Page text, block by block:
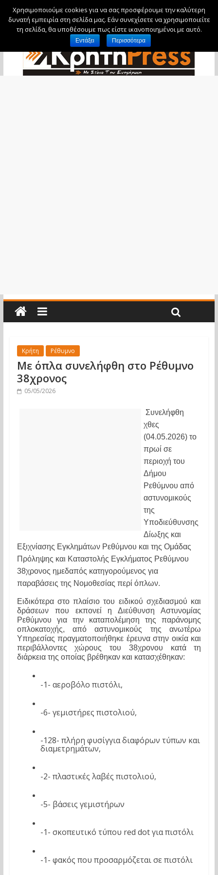
Δευτέρα, 10 Αυγούστου, 2026
Κρήτη Ρέθυμνο
Με όπλα συνελήφθη στο Ρέθυμνο
38χρονος
05/05/2026
Συνελήφθη
χθες
(04.05.2026) το
πρωί σε
περιοχή του
Δήμου
Ρεθύμνου από
αστυνομικούς
της
Υποδιεύθυνσης
Δίωξης και
Εξιχνίασης Εγκλημάτων Ρεθύμνου και της Ομάδας
Πρόληψης και Καταστολής Εγκλήματος Ρεθύμνου
38χρονος ημεδαπός κατηγορούμενος για
παραβάσεις της Νομοθεσίας περί όπλων.
Ειδικότερα στο πλαίσιο του ειδικού σχεδιασμού και
δράσεων που εκπονεί η Διεύθυνση Αστυνομίας
Ρεθύμνου για την καταπολέμηση της παράνομης
οπλοκατοχής, από αστυνομικούς της ανωτέρω
Υπηρεσίας πραγματοποιήθηκε έρευνα στην οικία και
περιβάλλοντες χώρους του 38χρονου κατά τη
διάρκεια της οποίας βρέθηκαν και κατασχέθηκαν:
-1- αεροβόλο πιστόλι,
-6- γεμιστήρες πιστολιού,
-128- πλήρη φυσίγγια διαφόρων τύπων και
διαμετρημάτων,
-2- πλαστικές λαβές πιστολιού,
-5- βάσεις γεμιστήρων
-1- σκοπευτικό τύπου red dot για πιστόλι
-1- φακός που προσαρμόζεται σε πιστόλι
Χρησιμοποιούμε cookies για να σας προσφέρουμε την καλύτερη
δυνατή εμπειρία στη σελίδα μας. Εάν συνεχίσετε να χρησιμοποιείτε
τη σελίδα, θα υποθέσουμε πως είστε ικανοποιημένοι με αυτό.
Εντάξει Περισσότερα